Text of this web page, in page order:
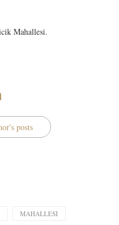
Mahallesi.
posts
MAHALLESI